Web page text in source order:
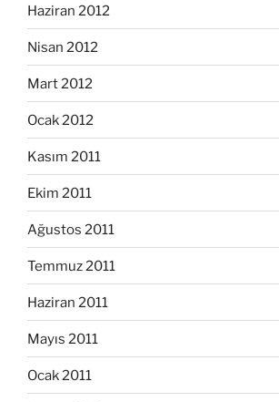
Haziran 2012
Nisan 2012
Mart 2012
Ocak 2012
Kasım 2011
Ekim 2011
Ağustos 2011
Temmuz 2011
Haziran 2011
Mayıs 2011
Ocak 2011